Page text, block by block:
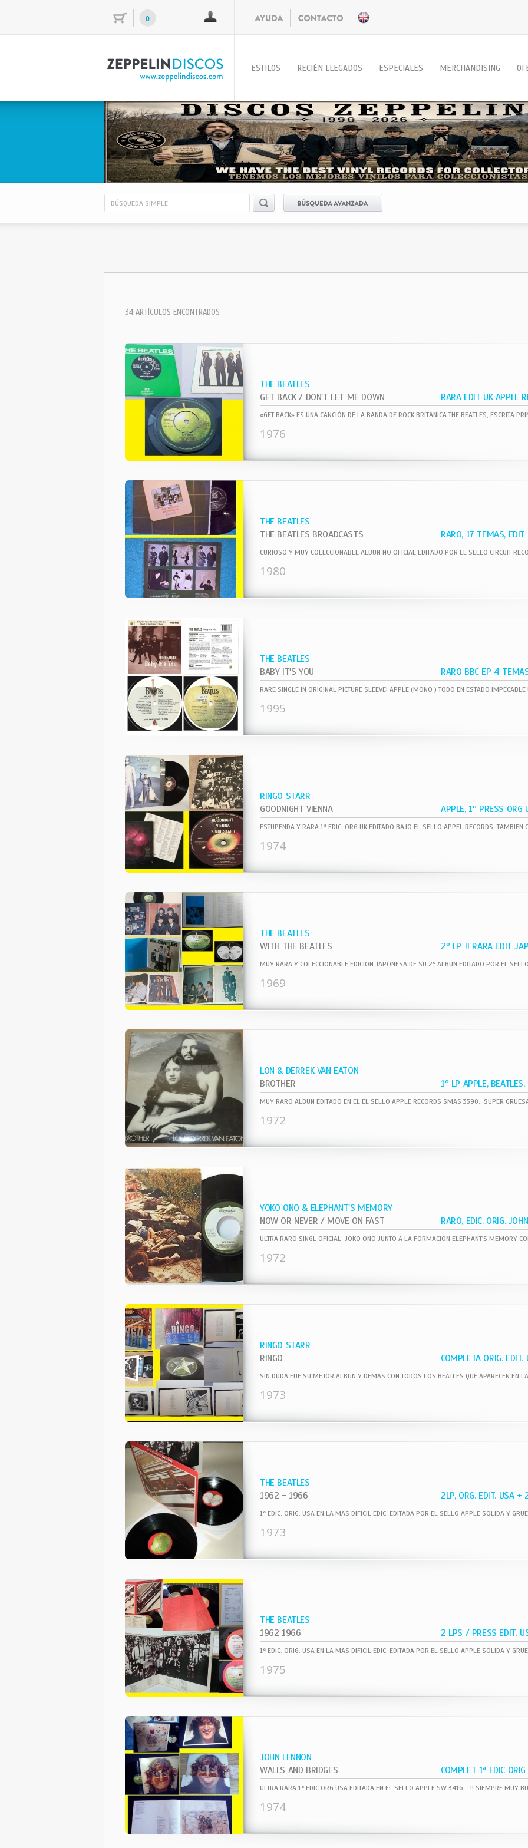
0
ESTILOS RECIÉN LLEGADOS ESPECIALES MERCHANDISING
34 ARTÍCULOS ENCONTRADOS
THE BEATLES
GET BACK / DON'T LET ME DOWN
1976
THE BEATLES
THE BEATLES BROADCASTS
1980
THE BEATLES
BABY IT'S YOU
1995
RINGO STARR
GOODNIGHT VIENNA
1974
THE BEATLES
WITH THE BEATLES
1969
LON & DERREK VAN EATON
BROTHER
1972
YOKO ONO & ELEPHANT'S MEMORY
NOW OR NEVER / MOVE ON FAST
1972
RINGO STARR
RINGO
1973
THE BEATLES
1962 - 1966
1973
THE BEATLES
1962 1966
1975
JOHN LENNON
WALLS AND BRIDGES
1974